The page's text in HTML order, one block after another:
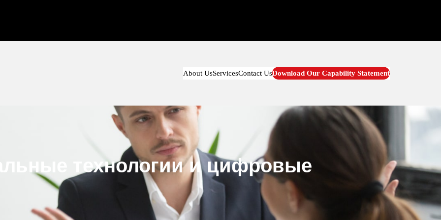
About UsServicesContact UsDownload Our Capability Statement
технологии и цифровые